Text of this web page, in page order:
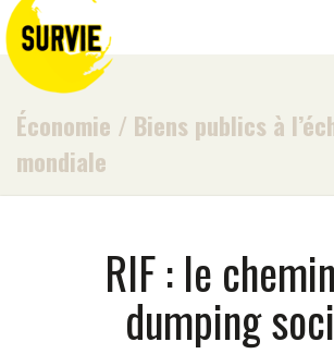
Économie / Biens publics à
mondiale
RIF : le
dumping